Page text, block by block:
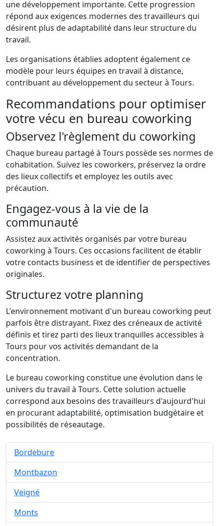
une développement importante. Cette progression
répond aux exigences modernes des travailleurs qui
désirent plus de adaptabilité dans leur structure du
travail.
Les organisations établies adoptent également ce
modèle pour leurs équipes en travail à distance,
contribuant au développement du secteur à Tours.
Recommandations pour optimiser
votre vécu en bureau coworking
Observez l'règlement du coworking
Chaque bureau partagé à Tours possède ses normes de
cohabitation. Suivez les coworkers, préservez la ordre
des lieux collectifs et employez les outils avec
précaution.
Engagez-vous à la vie de la
communauté
Assistez aux activités organisés par votre bureau
coworking à Tours. Ces occasions facilitent de établir
votre contacts business et de identifier de perspectives
originales.
Structurez votre planning
L'environnement motivant d'un bureau coworking peut
parfois être distrayant. Fixez des créneaux de activité
définis et tirez parti des lieux tranquilles accessibles à
Tours pour vos activités demandant de la
concentration.
Le bureau coworking constitue une évolution dans le
univers du travail à Tours. Cette solution actuelle
correspond aux besoins des travailleurs d'aujourd'hui
en procurant adaptabilité, optimisation budgétaire et
possibilités de réseautage.
Bordebure
Montbazon
Veigné
Monts